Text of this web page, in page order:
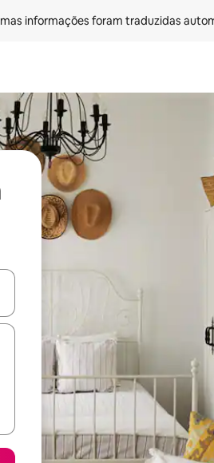
informações foram traduzidas
os usando as seta para cima e para